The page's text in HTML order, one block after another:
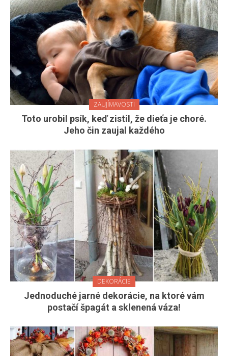
ZAUJÍMAVOSTI
Toto urobil psík, keď zistil, že dieťa je choré.
Jeho čin zaujal každého
DEKORÁCIE
Jednoduché jarné dekorácie, na ktoré vám
postačí špagát a sklenená váza!